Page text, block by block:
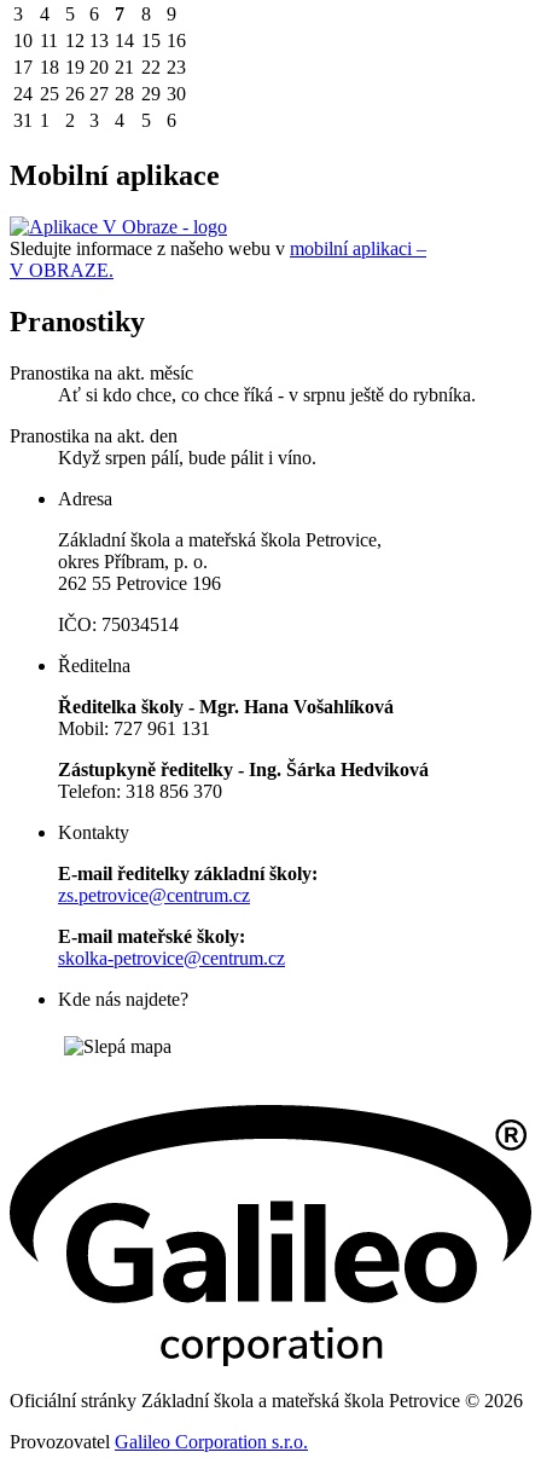
3
4 5 6 7 8
9
10 11 12 13 14 15 16
17 18 19 20 21 22 23
24 25 26 27 28 29 30
31 1 2 3 4 5 6
Mobilní aplikace
Sledujte informace z našeho webu v mobilní aplikaci –
V OBRAZE.
Pranostiky
Pranostika na akt. měsíc
Ať si kdo chce, co chce říká - v srpnu ještě do rybníka.
Pranostika na akt. den
Když srpen pálí, bude pálit i víno.
Adresa
Základní škola a mateřská škola Petrovice,
okres Příbram, p. o.
262 55 Petrovice 196
IČO: 75034514
Ředitelna
Ředitelka školy - Mgr. Hana Vošahlíková
Mobil: 727 961 131
Zástupkyně ředitelky - Ing. Šárka Hedviková
Telefon: 318 856 370
Kontakty
E-mail ředitelky základní školy:
zs.petrovice@centrum.cz
E-mail mateřské školy:
skolka-petrovice@centrum.cz
Kde nás najdete?
Oficiální stránky Základní škola a mateřská škola Petrovice © 2026
Provozovatel Galileo Corporation s.r.o.